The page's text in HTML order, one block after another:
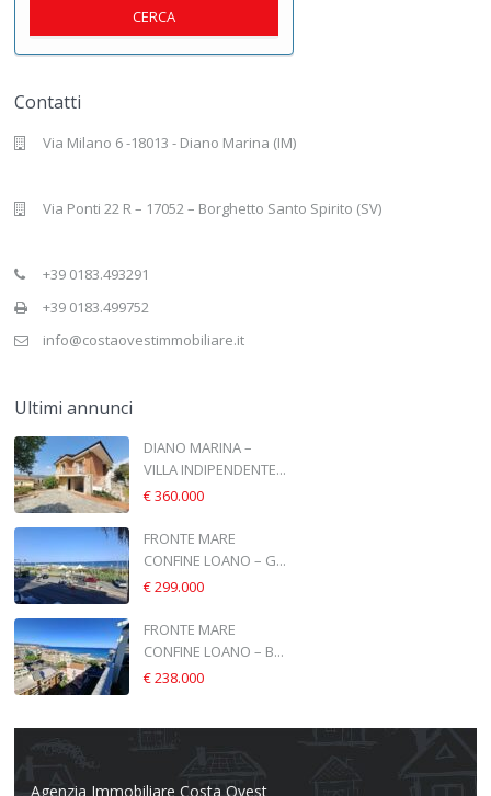
CERCA
Contatti
Via Milano 6 -18013 - Diano Marina (IM)
Via Ponti 22 R – 17052 – Borghetto Santo Spirito (SV)
+39 0183.493291
+39 0183.499752
info@costaovestimmobiliare.it
Ultimi annunci
DIANO MARINA –
VILLA INDIPENDENTE...
€ 360.000
FRONTE MARE
CONFINE LOANO – G...
€ 299.000
FRONTE MARE
CONFINE LOANO – B...
€ 238.000
Agenzia Immobiliare Costa Ovest